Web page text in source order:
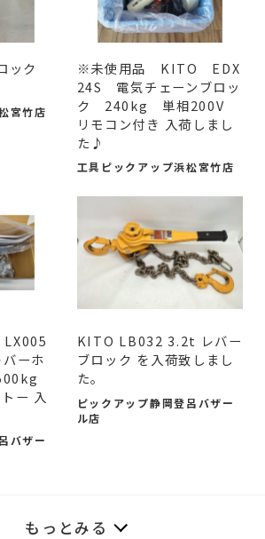
ック
宮竹店
※未使用品 KITO EDX
24S 電気チェーンブロッ
ク 240kg 単相200V
リモコン付き 入荷しまし
た♪
工具ピックアップ浜松宮竹店
LX005
ーホ
ー 入
バザー
KITO LB032 3.2t レバー
ブロック を入荷致しまし
た。
ピックアップ静岡登呂バザー
ル店
もっとみる